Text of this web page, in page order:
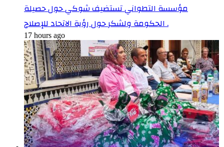
مؤسسة التطواني تستضيف شوكي حول حصيلة
الحكومة ولشكر حول رؤية الاتحاد للإصلاح .
17 hours ago